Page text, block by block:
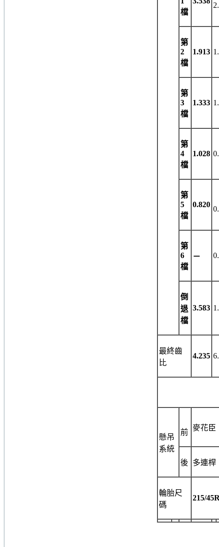
檔
第
2
檔
1.913
第
3
檔
1.333
第
4
檔
1.028
第
5
檔
0.820
第
6
檔
－
倒
退
檔
3.583
最終齒
比
4.235
懸吊
系統
前
麥花臣
後 多連桿
輪胎尺
碼
215/